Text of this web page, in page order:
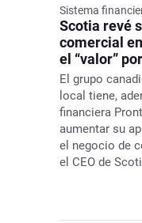
Sistema
Scotia revé
comercial
el “valor”
El grupo
local tiene,
financiera
aumentar su
el negocio de
el CEO de